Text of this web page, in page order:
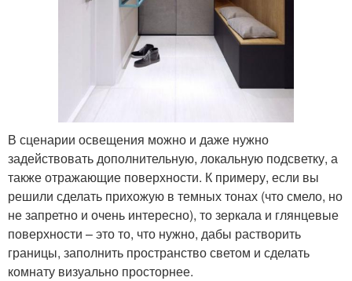
В сценарии освещения можно и даже нужно
задействовать дополнительную, локальную подсветку, а
также отражающие поверхности. К примеру, если вы
решили сделать прихожую в темных тонах (что смело, но
не запретно и очень интересно), то зеркала и глянцевые
поверхности – это то, что нужно, дабы растворить
границы, заполнить пространство светом и сделать
комнату визуально просторнее.